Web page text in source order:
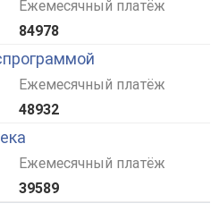
Ежемесячный платёж
84978
Ежемесячный платёж
48932
Ежемесячный платёж
39589